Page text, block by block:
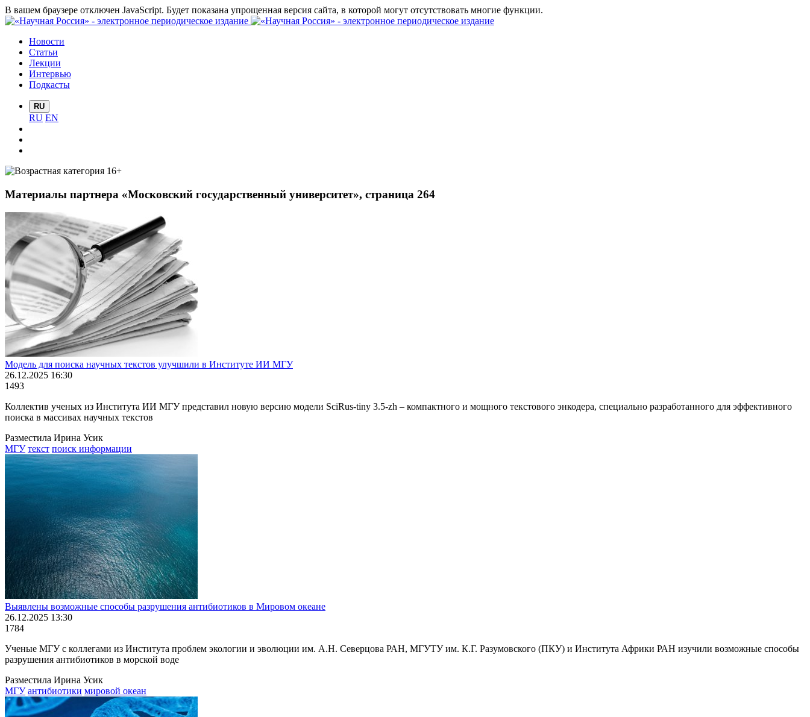
В вашем браузере отключен JavaScript. Будет показана упрощенная версия сайта, в которой могут отсутствовать многие функции.
Новости
Статьи
Лекции
Интервью
Подкасты
RU
RU EN
Материалы партнера «Московский государственный университет», страница 264
Модель для поиска научных текстов улучшили в Институте ИИ МГУ
26.12.2025 16:30
1493
Коллектив ученых из Института ИИ МГУ представил новую версию модели SciRus-tiny 3.5-zh – компактного и мощного текстового энкодера, специально разработанного для эффективного
поиска в массивах научных текстов
Разместила Ирина Усик
МГУ текст поиск информации
Выявлены возможные способы разрушения антибиотиков в Мировом океане
26.12.2025 13:30
1784
Ученые МГУ с коллегами из Института проблем экологии и эволюции им. А.Н. Северцова РАН, МГУТУ им. К.Г. Разумовского (ПКУ) и Института Африки РАН изучили возможные способы
разрушения антибиотиков в морской воде
Разместила Ирина Усик
МГУ антибиотики мировой океан